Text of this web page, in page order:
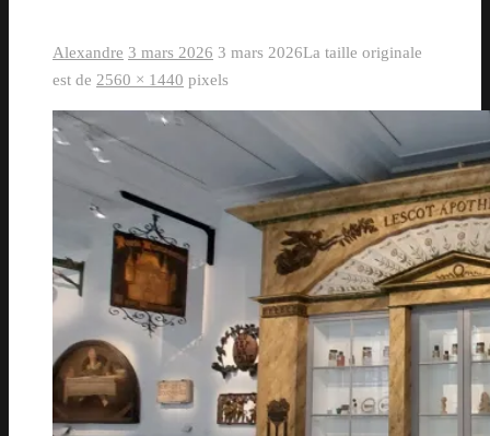
Alexandre 3 mars 2026 3 mars 2026La taille originale
est de 2560 × 1440 pixels